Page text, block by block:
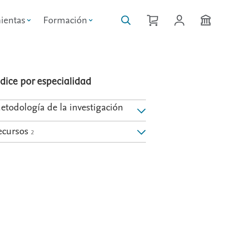
Formación
por especialidad
de la investigación
2